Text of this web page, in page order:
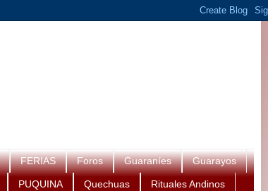
FERIAS Foros Guaraníes Guarayos
PUQUINA Quechuas Rituales Andinos